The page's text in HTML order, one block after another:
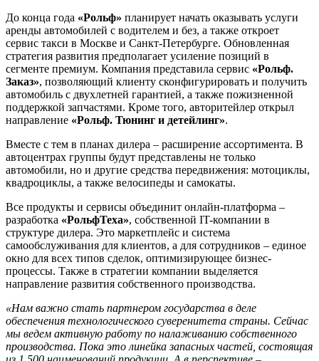
До конца года «Рольф» планирует начать оказывать услуги
аренды автомобилей с водителем и без, а также откроет
сервис такси в Москве и Санкт-Петербурге. Обновленная
стратегия развития предполагает усиление позиций в
сегменте премиум. Компания представила сервис «Рольф.
Заказ», позволяющий клиенту сконфигурировать и получить
автомобиль с двухлетней гарантией, а также пожизненной
поддержкой запчастями. Кроме того, авторитейлер открыл
направление «Рольф. Тюнинг и детейлинг».
Вместе с тем в планах дилера – расширение ассортимента. В
автоцентрах группы будут представлены не только
автомобили, но и другие средства передвижения: мотоциклы,
квадроциклы, а также велосипеды и самокаты.
Все продукты и сервисы объединит онлайн-платформа –
разработка «РольфТеха», собственной IT-компании в
структуре дилера. Это маркетплейс и система
самообслуживания для клиентов, а для сотрудников – единое
окно для всех типов сделок, оптимизирующее бизнес-
процессы. Также в стратегии компании выделяется
направление развития собственного производства.
«Нам важно стать партнером государства в деле
обеспечения технологического суверенитета страны. Сейчас
мы ведем активную работу по налаживанию собственного
производства. Пока это линейка запасных частей, состоящая